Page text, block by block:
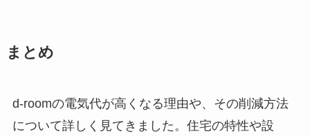
まとめ
d-roomの電気代が高くなる理由や、その削減方法
について詳しく見てきました。住宅の特性や設